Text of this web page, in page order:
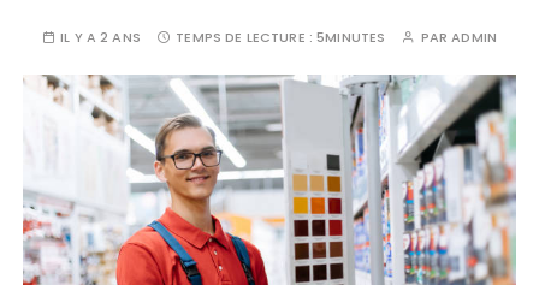
IL Y A 2 ANS TEMPS DE LECTURE :5MINUTES PARADMIN